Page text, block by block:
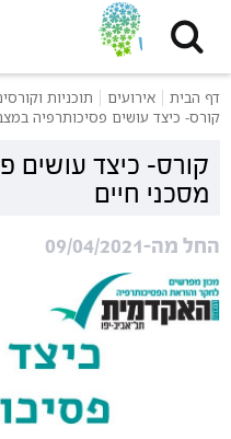
דף הבית אירועים
תוכניות
קורס- כיצד עושים פסיכותרפיה
קורס- כיצד עושים
מסכני חיים
החל מה-09/04/2021